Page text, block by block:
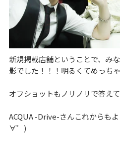
新規掲載店舗ということで、み
影でした！！！明るくてめっち
オフショットもノリノリで答え
ACQUA -Drive-さんこれからも
∀゜)